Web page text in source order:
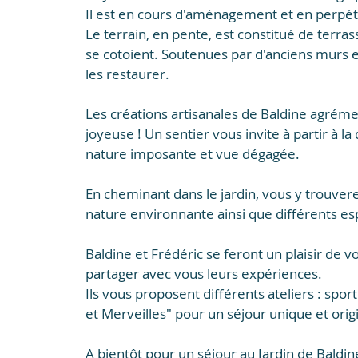
Il est en cours d'aménagement et en
Le terrain, en pente, est constitué de
se cotoient. Soutenues par d'anciens murs
les restaurer.
​Les créations artisanales de Baldine
joyeuse ! Un sentier vous invite à partir à
nature imposante et vue dégagée.
En cheminant dans le jardin, vous y
nature environnante ainsi que différents
Baldine et Frédéric se feront un plaisir de
partager avec vous leurs expériences.
Ils vous proposent différents ateliers :
et Merveilles" pour un séjour unique et
​​A bientôt pour un séjour au Jardin de